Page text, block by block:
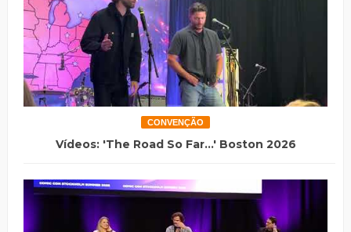
CONVENÇÃO
Vídeos: 'The Road So Far...' Boston 2026